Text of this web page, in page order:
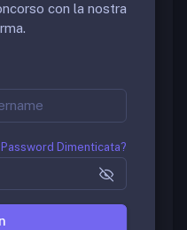
di medicina.
(durata legale
anni 4)
con la nostra
Password Dimenticata?